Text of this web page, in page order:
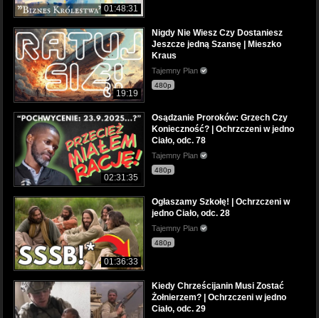
01:48:31
19:19
Nigdy Nie Wiesz Czy Dostaniesz
Jeszcze jedną Szansę | Mieszko
Kraus
Tajemny Plan
480p
02:31:35
Osądzanie Proroków: Grzech Czy
Konieczność? | Ochrzczeni w jedno
Ciało, odc. 78
Tajemny Plan
480p
01:36:33
Ogłaszamy Szkołę! | Ochrzczeni w
jedno Ciało, odc. 28
Tajemny Plan
480p
Kiedy Chrześcijanin Musi Zostać
Żołnierzem? | Ochrzczeni w jedno
Ciało, odc. 29